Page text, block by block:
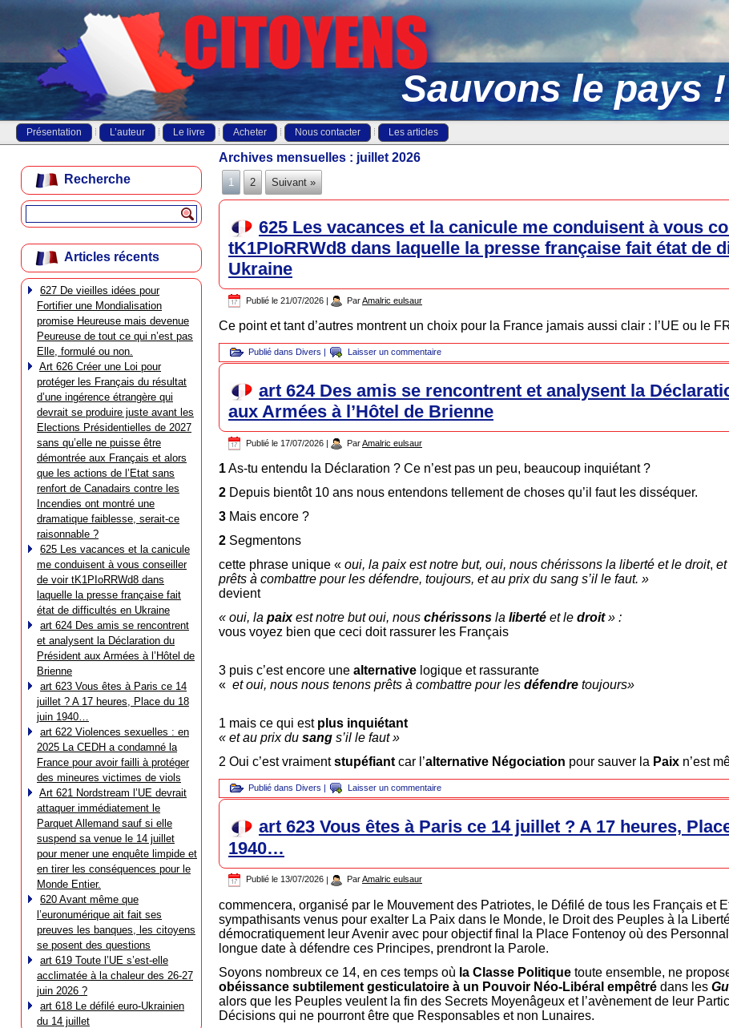
Sauvons le pays !
Présentation L’auteur Le livre Acheter Nous contacter Les articles
Recherche
Articles récents
627 De vieilles idées pour
Fortifier une Mondialisation
promise Heureuse mais devenue
Peureuse de tout ce qui n’est pas
Elle, formulé ou non.
Art 626 Créer une Loi pour
protéger les Français du résultat
d’une ingérence étrangère qui
devrait se produire juste avant les
Elections Présidentielles de 2027
sans qu’elle ne puisse être
démontrée aux Français et alors
que les actions de l’Etat sans
renfort de Canadairs contre les
Incendies ont montré une
dramatique faiblesse, serait-ce
raisonnable ?
625 Les vacances et la canicule
me conduisent à vous conseiller
de voir tK1PIoRRWd8 dans
laquelle la presse française fait
état de difficultés en Ukraine
art 624 Des amis se rencontrent
et analysent la Déclaration du
Président aux Armées à l’Hôtel de
Brienne
art 623 Vous êtes à Paris ce 14
juillet ? A 17 heures, Place du 18
juin 1940…
art 622 Violences sexuelles : en
2025 La CEDH a condamné la
France pour avoir failli à protéger
des mineures victimes de viols
Art 621 Nordstream l’UE devrait
attaquer immédiatement le
Parquet Allemand sauf si elle
suspend sa venue le 14 juillet
pour mener une enquête limpide et
en tirer les conséquences pour le
Monde Entier.
620 Avant même que
l’euronumérique ait fait ses
preuves les banques, les citoyens
se posent des questions
art 619 Toute l’UE s’est-elle
acclimatée à la chaleur des 26-27
juin 2026 ?
art 618 Le défilé euro-Ukrainien
du 14 juillet
Archives mensuelles : juillet 2026
1 2 Suivant »
625 Les vacances et la canicule me conduisent à vous
tK1PIoRRWd8 dans laquelle la presse française fait état de
Ukraine
Publié le 21/07/2026 | ParAmalric eulsaur
Ce point et tant d’autres montrent un choix pour la France jamais aussi clair : l’UE ou le
Publié dans Divers | Laisser un commentaire
art 624 Des amis se rencontrent et analysent la
aux Armées à l’Hôtel de Brienne
Publié le 17/07/2026 ParAmalric eulsaur
1As-tu entendu la Déclaration ? Ce n’est pas un peu, beaucoup inquiétant ?
2 Depuis bientôt 10 ans nous entendons tellement de choses qu’il faut les disséquer.
3 Mais encore ?
2 Segmentons
cette phrase unique « oui, la paix est notre but, oui, nous chérissons la liberté et le droit, et
prêts à combattre pour les défendre, toujours, et au prix du sang s’il le faut. »
devient
« oui, la paixest notre but oui, nous chérissons la liberté et le droit» :
vous voyez bien que ceci doit rassurer les Français
3 puis c’est encore une alternative logique et rassurante
« et oui, nous nous tenons prêts à combattre pour les défendre toujours»
1 mais ce qui est plus inquiétant
« et au prix du sang s’il le faut »
2 Oui c’est vraimentstupéfiant car l’alternative Négociation pour sauver la Paix n’est
Publié dans Divers Laisser un commentaire
art 623 Vous êtes à Paris ce 14 juillet ? A 17 heures,
1940…
Publié le 13/07/2026 | ParAmalric eulsaur
commencera, organisé par le Mouvement des Patriotes, le Défilé de tous les Français et
sympathisants venus pour exalter La Paix dans le Monde, le Droit des Peuples à la
démocratiquement leur Avenir avec pour objectif final la Place Fontenoy où des
longue date à défendre ces Principes, prendront la Parole.
Soyons nombreux ce 14, en ces temps où la Classe Politique toute ensemble, ne
obéissance subtilement gesticulatoire à un Pouvoir Néo-Libéral empêtré dans les
alors que les Peuples veulent la fin des Secrets Moyenâgeux et l’avènement de leur
Décisions qui ne pourront être que Responsables et non Lunaires.